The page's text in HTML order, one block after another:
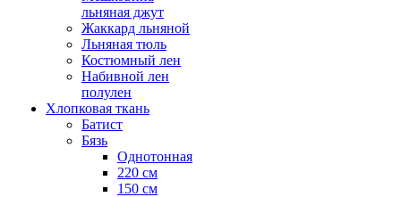
льняная джут
Жаккард льняной
Льняная тюль
Костюмный лен
Набивной лен
полулен
Хлопковая ткань
Батист
Бязь
Однотонная
220 см
150 см